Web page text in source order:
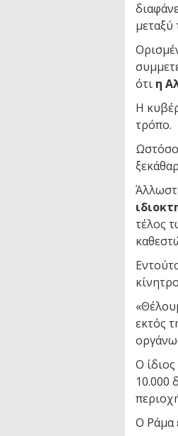
μεταξύ
ότι η
Η
τρόπο.
τέλος
εκτός
Ο
10.000
Ο Ράμα